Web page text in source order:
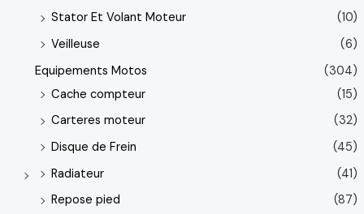
Stator Et Volant Moteur
(10)
Veilleuse
(6)
Equipements Motos
(304)
Cache compteur
(15)
Carteres moteur
(32)
Disque de Frein
(45)
Radiateur
(41)
Repose pied
(87)